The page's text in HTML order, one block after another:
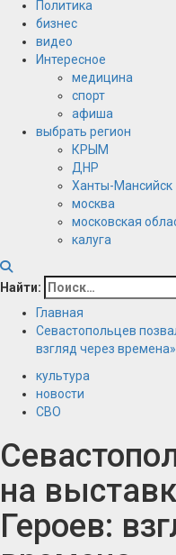
Политика
бизнес
видео
Интересное
медицина
спорт
афиша
выбрать регион
КРЫМ
ДНР
Ханты-Мансийск
москва
московская
калуга
Найти:
Главная
Севастопольцев
взгляд через времена»
культура
новости
СВО
на
Героев: